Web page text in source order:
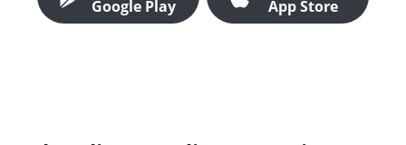
Google Play
App Store